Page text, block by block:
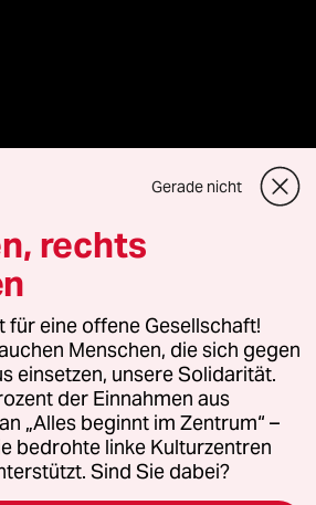
Vertriebs GmbH
rechtlichen Fragen oder für Genehmigungen
lizenzen@taz.de
Kommune-Richtlinien
Datenschutz Impressum AGB
Gerade nicht
rechts
eine offene Gesellschaft!
Menschen, die sich gegen
einsetzen, unsere Solidarität.
der Einnahmen aus
„Alles beginnt im Zentrum“ –
bedrohte linke Kulturzentren
Sind Sie dabei?